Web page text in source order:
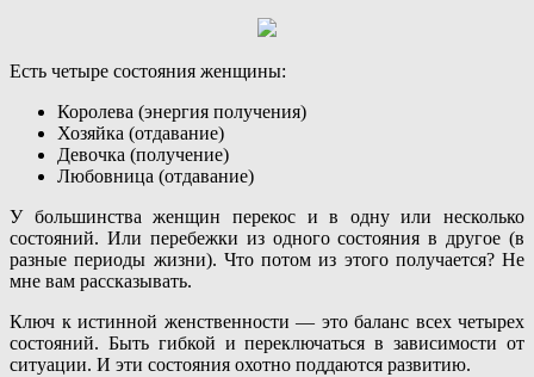
Есть четыре состояния женщины:
Королева (энергия получения)
Хозяйка (отдавание)
Девочка (получение)
Любовница (отдавание)
У большинства женщин перекос и в одну или несколько
состояний. Или перебежки из одного состояния в другое (в
разные периоды жизни). Что потом из этого получается? Не
мне вам рассказывать.
Ключ к истинной женственности — это баланс всех четырех
состояний. Быть гибкой и переключаться в зависимости от
ситуации. И эти состояния охотно поддаются развитию.